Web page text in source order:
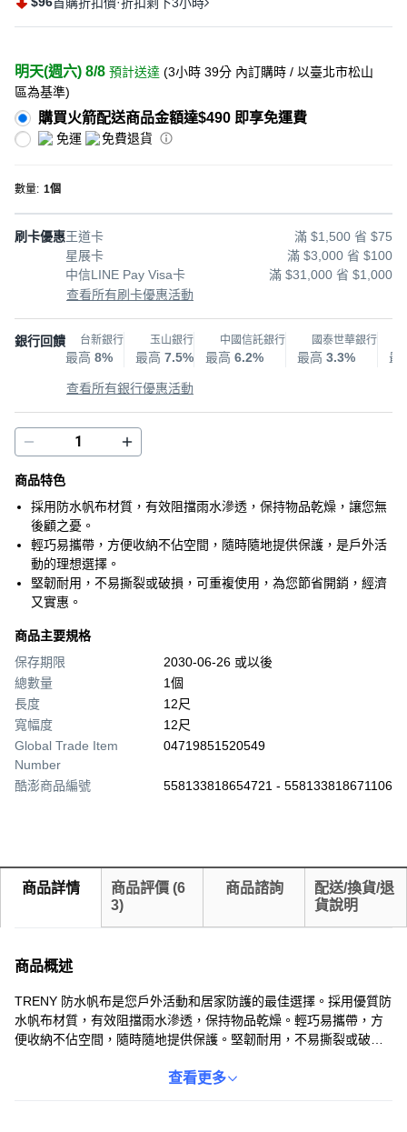
明天(週六) 8/8 預計送達 (3小時 39分 內訂購時 / 以臺北市松山
區為基準)
購買火箭配送商品金額達$490 即享免運費
免運 免費退貨
數量: 1個
刷卡優惠王道卡
滿 $1,500 省 $75
星展卡
滿 $3,000 省 $100
中信LINE Pay Visa卡
滿 $31,000 省 $1,000
查看所有刷卡優惠活動
銀行回饋 台新銀行
最高 8%
玉山銀行
最高 7.5%
中國信託銀行
最高 6.2%
國泰世華銀行
最高 3.3% 最
查看所有銀行優惠活動
商品特色
採用防水帆布材質，有效阻擋雨水滲透，保持物品乾燥，讓您無
後顧之憂。
輕巧易攜帶，方便收納不佔空間，隨時隨地提供保護，是戶外活
動的理想選擇。
堅韌耐用，不易撕裂或破損，可重複使用，為您節省開銷，經濟
又實惠。
商品主要規格
保存期限
2030-06-26 或以後
總數量
1個
長度
12尺
寬幅度
12尺
Global Trade Item
Number
04719851520549
酷澎商品編號 558133818654721 - 558133818671106
商品詳情 商品評價 (6
3)
商品諮詢
配送/換貨/退
貨說明
商品概述
TRENY 防水帆布是您戶外活動和居家防護的最佳選擇。採用優質防
水帆布材質，有效阻擋雨水滲透，保持物品乾燥。輕巧易攜帶，方
便收納不佔空間，隨時隨地提供保護。堅韌耐用，不易撕裂或破
露營、野餐、建築工地等，滿足不同需求。
查看更多